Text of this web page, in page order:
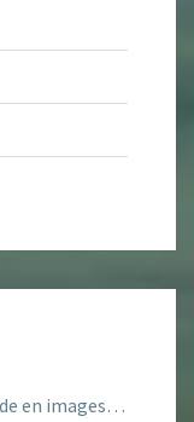
en images…